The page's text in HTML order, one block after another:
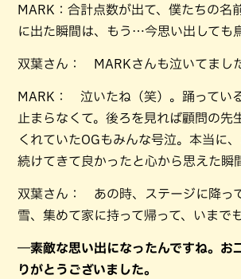
MARK：合計点数が出て、僕たちの名
に出た瞬間は、もう…今思い出しても
双葉さん： MARKさんも泣いてまし
MARK： 泣いたね（笑）。踊ってい
止まらなくて。後ろを見れば顧問の先
くれていたOGもみんな号泣。本当に
続けてきて良かったと心から思えた瞬
双葉さん： あの時、ステージに降っ
雪、集めて家に持って帰って、いまで
―素敵な思い出になったんですね。お
りがとうございました。